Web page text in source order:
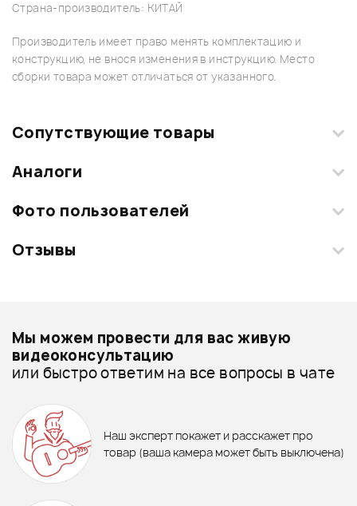
Страна-производитель: КИТАЙ
Производитель имеет право менять комплектацию и
конструкцию, не внося изменения в инструкцию. Место
сборки товара может отличаться от указанного.
Сопутствующие товары
240 ₽
ПЕРЕХОДНИК FORCE CFA-015
В корзину
Аналоги
ХИТ
650 ₽
МИКРОФОННЫЙ КАБЕЛЬ
FORCE FMC-06/3
815 ₽
МИКРОФОННЫЙ КАБЕЛЬ
Фото пользователей
Загрузите свои фотографии купленного товара и получите
Отзывы
Отзывы
Шнуры микрофонные - дешевле
Шнуры микрофонные - дороже
Шнуры микрофонные - новинки
Мы можем провести для вас живую
видеоконсультацию
или быстро ответим на все вопросы в чате
Наш эксперт покажет и расскажет про
товар (ваша камера может быть выключена)